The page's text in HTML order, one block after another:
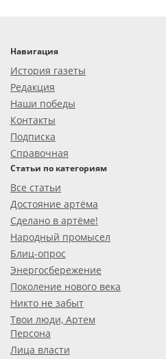
Навигация
История газеты
Редакция
Наши победы
Контакты
Подписка
Справочная
Статьи по категориям
Все статьи
Достояние артёма
Сделано в артёме!
Народный промысел
Блиц-опрос
Энергосбережение
Поколение нового века
Никто не забыт
Твои люди, Артем
Персона
Лица власти